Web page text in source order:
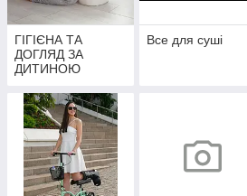
ГІГІЄНА ТА
ДОГЛЯД ЗА
ДИТИНОЮ
Все для суші